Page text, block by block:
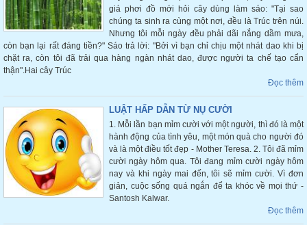
giá phơi đồ mới hỏi cây dùng làm sáo: "Tại sao
chúng ta sinh ra cùng một nơi, đều là Trúc trên núi.
Nhưng tôi mỗi ngày đều phải dãi nắng dầm mưa,
còn bạn lại rất đáng tiền?" Sáo trả lời: "Bởi vì bạn chỉ chịu một nhát dao khi bị
chặt ra, còn tôi đã trải qua hàng ngàn nhát dao, được người ta chế tạo cẩn
thận".Hai cây Trúc
Đọc thêm
LUẬT HẤP DẪN TỪ NỤ CƯỜI
1. Mỗi lần bạn mỉm cười với một người, thì đó là một
hành động của tình yêu, một món quà cho người đó
và là một điều tốt đẹp - Mother Teresa. 2. Tôi đã mỉm
cười ngày hôm qua. Tôi đang mỉm cười ngày hôm
nay và khi ngày mai đến, tôi sẽ mỉm cười. Vì đơn
giản, cuộc sống quá ngắn để ta khóc về mọi thứ -
Santosh Kalwar.
Đọc thêm